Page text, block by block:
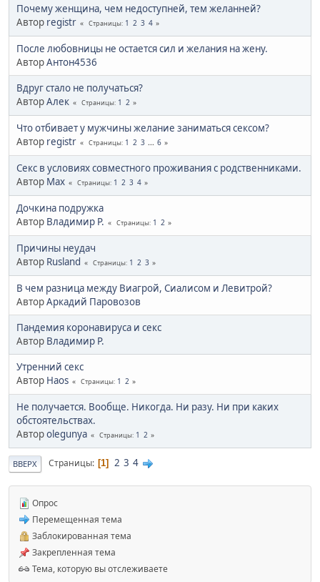
Почему женщина, чем недоступней, тем желанней?
Автор registr Страницы 1 2 3 4
После любовницы не остается сил и желания на жену.
АвторАнтон4536
Вдруг стало не получаться?
АвторАлек Страницы 1 2
Что отбивает у мужчины желание заниматься сексом?
Автор registr Страницы 1 2 3 ... 6
Секс в условиях совместного проживания с родственниками.
Автор Max Страницы 1 2 3 4
Дочкина подружка
Автор Владимир Р. Страницы 1 2
Причины неудач
Автор Rusland Страницы 1 2 3
В чем разница между Виагрой, Сиалисом и Левитрой?
АвторАркадий Паровозов
Пандемия коронавируса и секс
Автор Владимир Р.
Утренний секс
Автор Haos Страницы 1 2
Не получается. Вообще. Никогда. Ни разу. Ни при каких
обстоятельствах.
Авторolegunya Страницы 1 2
ВВЕРХ Страницы 1 2 3 4
Опрос
Перемещенная тема
Заблокированная тема
Закрепленная тема
Тема, которую вы отслеживаете